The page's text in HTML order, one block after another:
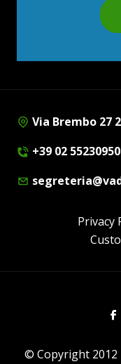
Via Brembo 27
+39 02 55230950
Privacy
© Copyright 2012